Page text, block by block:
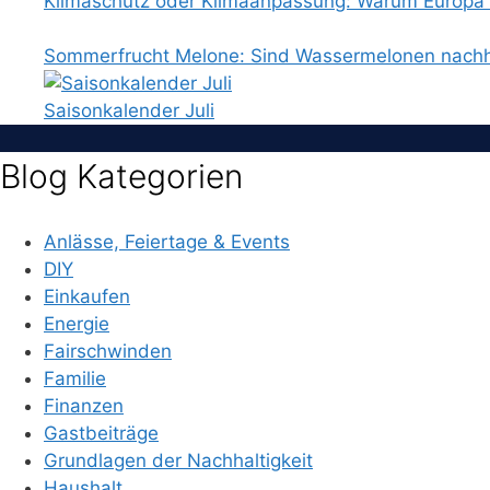
Sommerfrucht Melone: Sind Wassermelonen
Saisonkalender Juli
Blog Kategorien
Anlässe, Feiertage & Events
DIY
Einkaufen
Energie
Fairschwinden
Familie
Finanzen
Gastbeiträge
Grundlagen der Nachhaltigkeit